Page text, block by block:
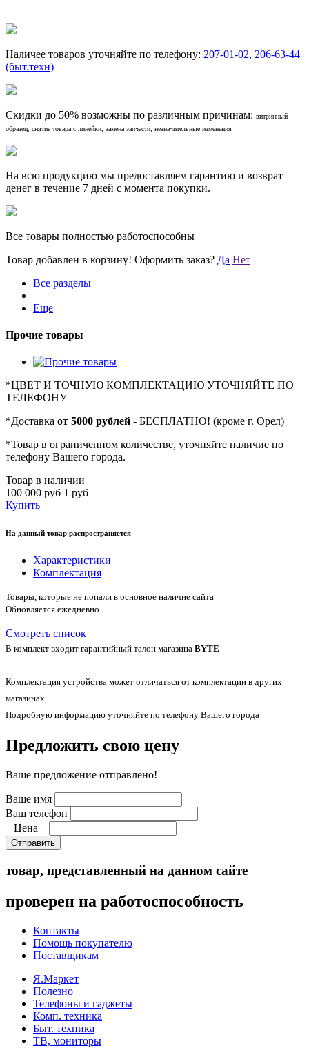
Наличее товаров уточняйте по телефону: 207-01-02, 206-63-44
(быт.техн)
Скидки до 50% возможны по различным причинам: витринный
образец, снятие товара с линейки, замена запчасти, незначительные изменения
На всю продукцию мы предоставляем гарантию и возврат
денег в течение 7 дней с момента покупки.
Все товары полностью работоспособны
Товар добавлен в корзину! Оформить заказ? Да Нет
Все разделы
Еще
Прочие товары
*ЦВЕТ И ТОЧНУЮ КОМПЛЕКТАЦИЮ УТОЧНЯЙТЕ ПО
ТЕЛЕФОНУ
*Доставка от 5000 рублей - БЕСПЛАТНО! (кроме г. Орел)
*Товар в ограниченном количестве, уточняйте наличие по
телефону Вашего города.
Товар в наличии
100 000 руб 1 руб
Купить
На данный товар распространяется
Характеристики
Комплектация
Товары, которые не попали в основное наличие сайта
Обновляется ежедневно
Смотреть список
В комплект входит гарантийный талон магазина BYTE
Комплектация устройства может отличаться от комплектации в других
магазинах.
Подробную информацию уточняйте по телефону Вашего города
Предложить свою цену
Ваше предложение отправлено!
Ваше имя
Ваш телефон
Цена
Отправить
товар, представленный на данном сайте
проверен на работоспособность
Контакты
Помощь покупателю
Поставщикам
Я.Маркет
Полезно
Телефоны и гаджеты
Комп. техника
Быт. техника
ТВ, мониторы